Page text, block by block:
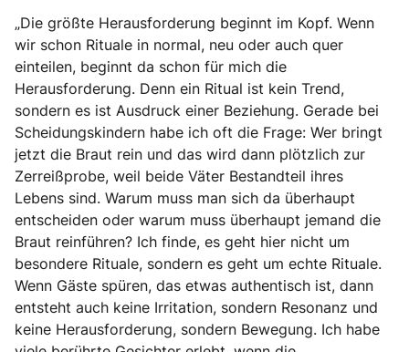
„Die größte Herausforderung beginnt im Kopf. Wenn
wir schon Rituale in normal, neu oder auch quer
einteilen, beginnt da schon für mich die
Herausforderung. Denn ein Ritual ist kein Trend,
sondern es ist Ausdruck einer Beziehung. Gerade bei
Scheidungskindern habe ich oft die Frage: Wer bringt
jetzt die Braut rein und das wird dann plötzlich zur
Zerreißprobe, weil beide Väter Bestandteil ihres
Lebens sind. Warum muss man sich da überhaupt
entscheiden oder warum muss überhaupt jemand die
Braut reinführen? Ich finde, es geht hier nicht um
besondere Rituale, sondern es geht um echte Rituale.
Wenn Gäste spüren, das etwas authentisch ist, dann
entsteht auch keine Irritation, sondern Resonanz und
keine Herausforderung, sondern Bewegung. Ich habe